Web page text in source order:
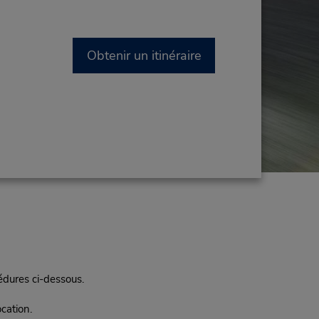
Obtenir un itinéraire
ci-dessous.